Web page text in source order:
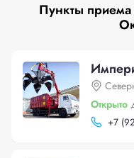
Пункты
Открыто
+7